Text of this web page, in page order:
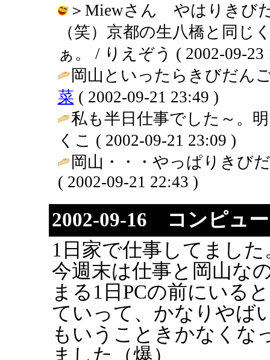
＞Miewさん やはりきび
（笑）京都の生八橋と同
ぁ。 / りえぞう ( 2002-09-23
岡山といったらきびだん
菜 ( 2002-09-21 23:49 )
私も半日仕事でした～。
くこ ( 2002-09-21 23:09 )
岡山・・・やっぱりきび
( 2002-09-21 22:43 )
2002-09-16 コンピュ
1日家で仕事してまし
今週末は仕事と岡山な
まる1日PCの前にいる
ていって、かなりやば
もいうこときかなくな
ました（爆）